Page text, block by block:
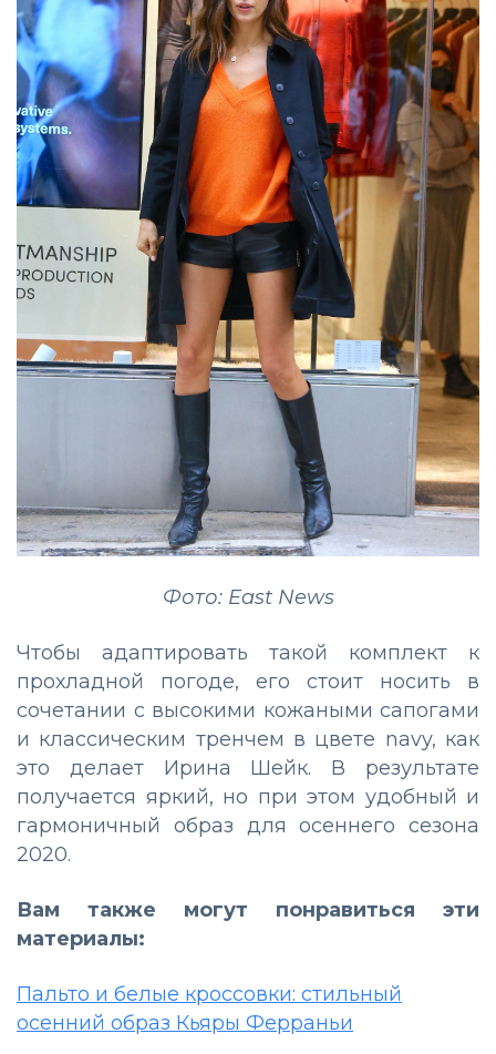
Фото: East News
Чтобы адаптировать такой комплект к
прохладной погоде, его стоит носить в
сочетании с высокими кожаными сапогами
и классическим тренчем в цвете navy, как
это делает Ирина Шейк. В результате
получается яркий, но при этом удобный и
гармоничный образ для осеннего сезона
2020.
Вам также могут понравиться эти
материалы:
Пальто и белые кроссовки: стильный
осенний образ Кьяры Ферраньи